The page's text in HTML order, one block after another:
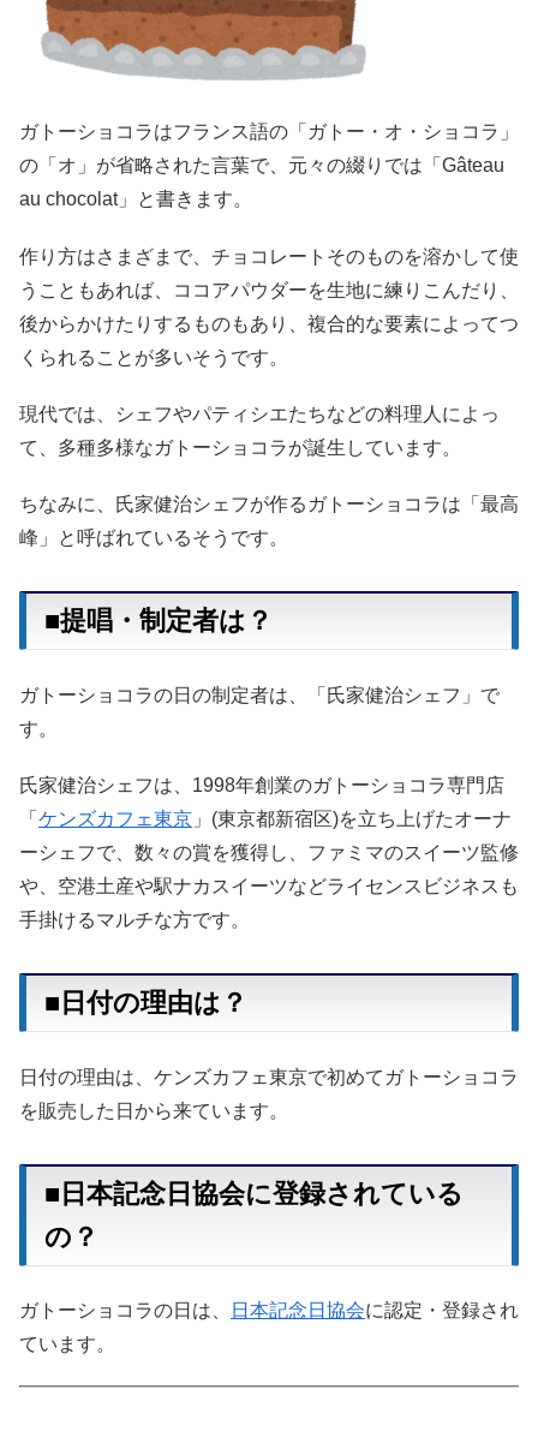
ガトーショコラはフランス語の「ガトー・オ・ショコラ」
の「オ」が省略された言葉で、元々の綴りでは「 Gâteau
au chocolat」と書きます。
作り方はさまざまで、チョコレートそのものを溶かして使
うこともあれば、ココアパウダーを生地に練りこんだり、
後からかけたりするものもあり、複合的な要素によってつ
くられることが多いそうです。
現代では、シェフやパティシエたちなどの料理人によっ
て、多種多様なガトーショコラが誕生しています。
ちなみに、氏家健治シェフが作るガトーショコラは「最高
峰」と呼ばれているそうです。
■提唱・制定者は？
ガトーショコラの日の制定者は、「氏家健治シェフ」で
す。
氏家健治シェフは、1998年創業のガトーショコラ専門店
「 ケンズカフェ東京 」(東京都新宿区)を立ち上げたオーナ
ーシェフで、数々の賞を獲得し、ファミマのスイーツ監修
や、空港土産や駅ナカスイーツなどライセンスビジネスも
手掛けるマルチな方です。
■日付の理由は？
日付の理由は、ケンズカフェ東京で初めてガトーショコラ
を販売した日から来ています。
■日本記念日協会に登録されている
の？
ガトーショコラの日は、 日本記念日協会に認定・登録され
ています。